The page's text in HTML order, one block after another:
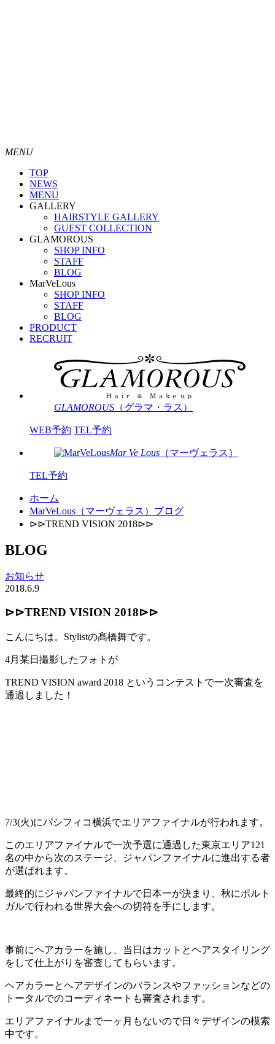
MENU
TOP
NEWS
MENU
GALLERY
HAIRSTYLE GALLERY
GUEST COLLECTION
GLAMOROUS
SHOP INFO
STAFF
BLOG
MarVeLous
SHOP INFO
STAFF
BLOG
PRODUCT
RECRUIT
GLAMOROUS （グラマ・ラス）
WEB予約 TEL予約
Mar Ve Lous （マーヴェラス）
TEL予約
ホーム
MarVeLous（マーヴェラス）ブログ
⊳⊳TREND VISION 2018⊳⊳
BLOG
お知らせ
2018.6.9
⊳⊳TREND VISION 2018⊳⊳
こんにちは。Stylistの髙橋舞です。
4月某日撮影したフォトが
TREND VISION award 2018 というコンテストで一次審査を
通過しました！
7/3(火)にパシフィコ横浜でエリアファイナルが行われます。
このエリアファイナルで一次予選に通過した東京エリア121
名の中から次のステージ、ジャパンファイナルに進出する者
が選ばれます。
最終的にジャパンファイナルで日本一が決まり、秋にポルト
ガルで行われる世界大会への切符を手にします。
事前にヘアカラーを施し、当日はカットとヘアスタイリング
をして仕上がりを審査してもらいます。
ヘアカラーとヘアデザインのバランスやファッションなどの
トータルでのコーディネートも審査されます。
エリアファイナルまで一ヶ月もないので日々デザインの模索
中です。